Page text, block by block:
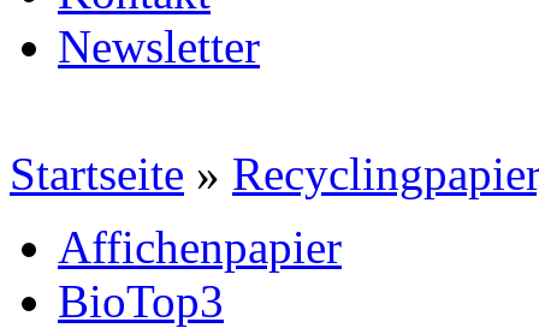
Newsletter
Startseite »
Affichenpapier
BioTop3